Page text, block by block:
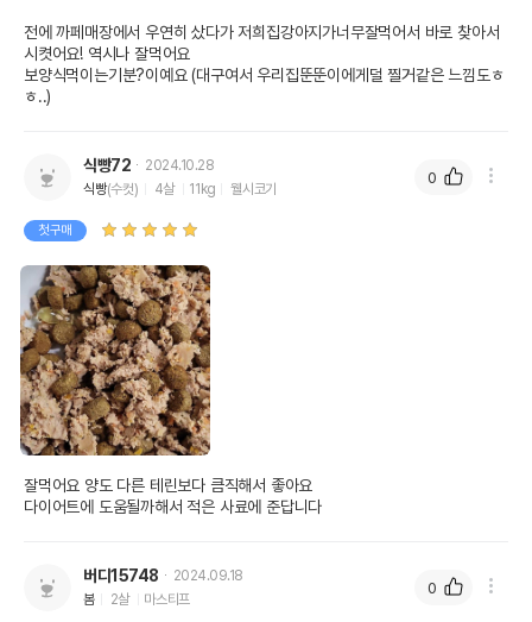
전에 까페매장에서 우연히 샀다가 저희집강아지가너무잘먹어서 바로 찾아서
시켯어요! 역시나 잘먹어요
보양식먹이는기분?이예요 (대구여서 우리집뚠뚠이에게덜 찔거같은 느낌도ㅎ
ㅎ..)
식빵72
2024.10.28
식빵(수컷) 4살 11kg 웰시코기
첫구매
잘먹어요 양도 다른 테린보다 큼직해서 좋아요
다이어트에 도움될까해서 적은 사료에 준답니다
0
버디15748
2024.09.18
봄
2살 마스티프
0